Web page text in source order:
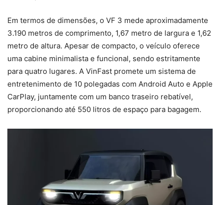
Em termos de dimensões, o VF 3 mede aproximadamente
3.190 metros de comprimento, 1,67 metro de largura e 1,62
metro de altura. Apesar de compacto, o veículo oferece
uma cabine minimalista e funcional, sendo estritamente
para quatro lugares. A VinFast promete um sistema de
entretenimento de 10 polegadas com Android Auto e Apple
CarPlay, juntamente com um banco traseiro rebatível,
proporcionando até 550 litros de espaço para bagagem.